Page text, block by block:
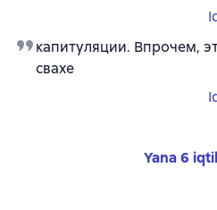
капитуляции. Впрочем,
свахе
Yana 6